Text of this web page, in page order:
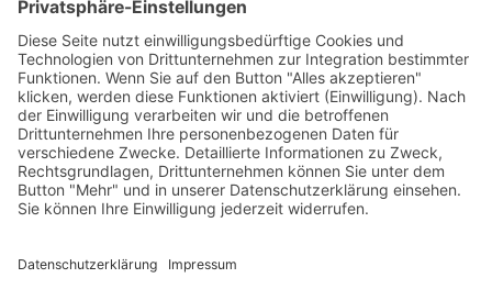
Aqua Fitness
FDM – Faszien-Distorsions-Modell
Zumba Gold
Rückbildungsgymnastik
Kinder Therapie
Krankengymnastik nach Vojta für Kinder
Krankengymnastik nach Bobath für Kinder
Krankengymnastik für Kinder
Karriere